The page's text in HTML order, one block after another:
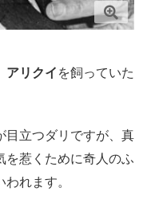
アリクイ を飼っていた
目立つダリですが、真
を惹くために奇人のふ
れます。